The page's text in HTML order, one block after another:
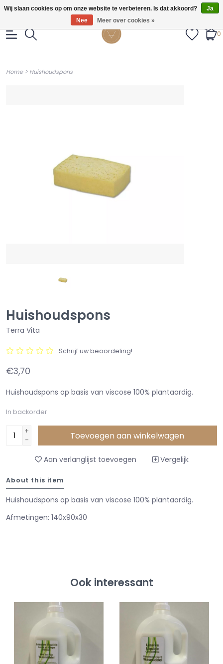
Gratis verzendig vanaf €55.
0
Home> Huishoudspons
Huishoudspons
Terra Vita
Schrijf uw beoordeling!
€3,70
Huishoudspons op basis van viscose 100% plantaardig.
In backorder
+
-
Toevoegen aan winkelwagen
Aan verlanglijst toevoegen Vergelijk
About this item
Huishoudspons op basis van viscose 100% plantaardig.
Afmetingen: 140x90x30
Ook interessant
Wij slaan cookies op om onze website te verbeteren. Is dat akkoord?
Ja
Nee
Meer over cookies »